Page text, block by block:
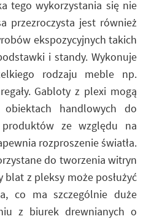
tego wykorzystania się nie
przezroczysta jest również
ekspozycyjnych takich
i standy. Wykonuje
rodzaju meble np.
Gabloty z plexi mogą
handlowych do
produktów ze względu na
rozproszenie światła.
do tworzenia witryn
blat z pleksy może posłużyć
co ma szczególnie duże
z biurek drewnianych o